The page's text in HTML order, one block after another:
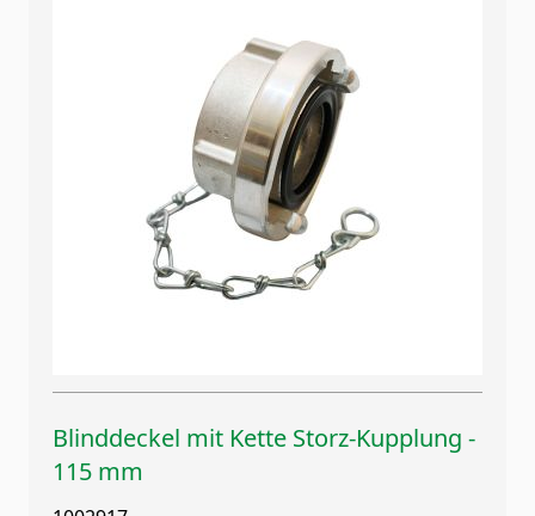
Blinddeckel mit Kette Storz-Kupplung -
115 mm